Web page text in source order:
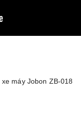
máy Jobon ZB-018